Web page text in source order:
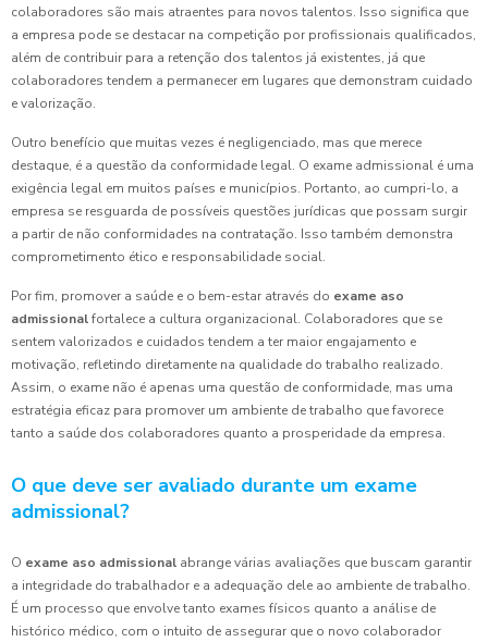
colaboradores são mais atraentes para novos talentos. Isso significa que
a empresa pode se destacar na competição por profissionais qualificados,
além de contribuir para a retenção dos talentos já existentes, já que
colaboradores tendem a permanecer em lugares que demonstram cuidado
e valorização.
Outro benefício que muitas vezes é negligenciado, mas que merece
destaque, é a questão da conformidade legal. O exame admissional é uma
exigência legal em muitos países e municípios. Portanto, ao cumpri-lo, a
empresa se resguarda de possíveis questões jurídicas que possam surgir
a partir de não conformidades na contratação. Isso também demonstra
comprometimento ético e responsabilidade social.
Por fim, promover a saúde e o bem-estar através do exame aso
admissionalfortalece a cultura organizacional. Colaboradores que se
sentem valorizados e cuidados tendem a ter maior engajamento e
motivação, refletindo diretamente na qualidade do trabalho realizado.
Assim, o exame não é apenas uma questão de conformidade, mas uma
estratégia eficaz para promover um ambiente de trabalho que favorece
tanto a saúde dos colaboradores quanto a prosperidade da empresa.
O que deve ser avaliado durante um exame
admissional?
O exame aso admissional abrange várias avaliações que buscam garantir
a integridade do trabalhador e a adequação dele ao ambiente de trabalho.
É um processo que envolve tanto exames físicos quanto a análise de
histórico médico, com o intuito de assegurar que o novo colaborador